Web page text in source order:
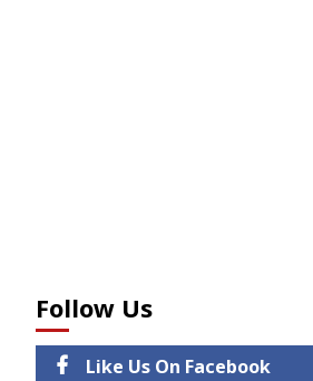
Follow Us
Like Us On Facebook